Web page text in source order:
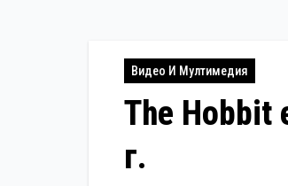
Видео И Мултимедия
The Hobbit
г.